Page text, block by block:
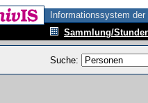
Informationssystem
Sammlung/
Suche: